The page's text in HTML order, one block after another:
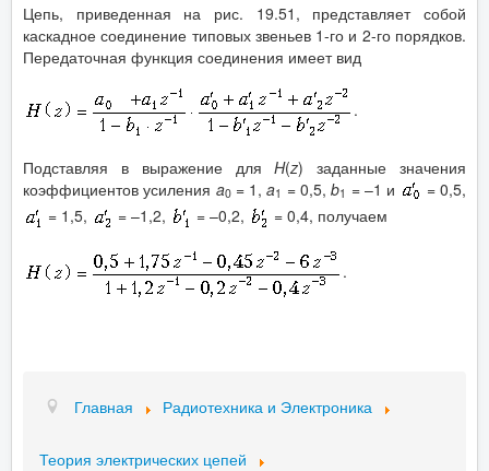
Цепь, приведенная на рис. 19.51, представляет собой
каскадное соединение типовых звеньев 1-го и 2-го порядков.
Передаточная функция соединения имеет вид
.
Подставляя в выражение дляH(z) заданные значения
коэффициентов усиления a0= 1,a1 = 0,5,b1 = –1 и
= 0,5,
= 1,5,
= –1,2, = –0,2, = 0,4, получаем
.
Главная Радиотехника и Электроника
Теория электрических цепей